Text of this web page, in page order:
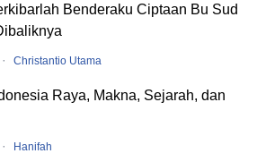
Benderaku Ciptaan Bu Sud
· Christantio Utama
Raya, Makna, Sejarah, dan
· Hanifah